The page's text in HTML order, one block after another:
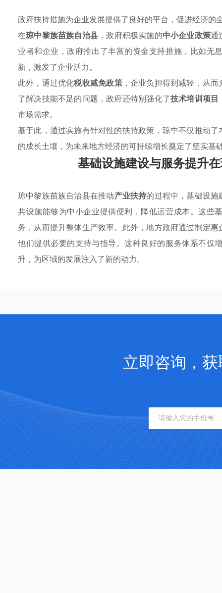
政府扶持措施为企业发展提供了良好的平台，促进经济的
在琼中黎族苗族自治县 ，政府积极实施的中小企业政策通
业者和企业，政府推出了丰富的资金支持措施，比如无
新，激发了企业活力。
此外，通过优化税收减免政策，企业负担得到减轻，从
了解决技能不足的问题，政府还特别强化了技术培训项目
市场需求。
基于此，通过实施有针对性的扶持政策，琼中不仅推动
的成长土壤，为未来地方经济的可持续增长奠定了坚实基
基础设施建设与服务提升
琼中黎族苗族自治县在推动产业扶持的过程中，基础设
共设施能够为中小企业提供便利，降低运营成本。这些
务，从而提升整体生产效率。此外，地方政府通过制定
他们提供必要的支持与指导。这种良好的服务体系不仅
升，为区域的发展注入了新的动力。
立即咨询，